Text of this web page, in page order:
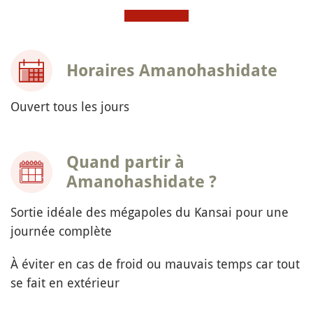
Horaires Amanohashidate
Ouvert tous les jours
Quand partir à
Amanohashidate ?
Sortie idéale des mégapoles du Kansai pour une
journée complète
À éviter en cas de froid ou mauvais temps car tout
se fait en extérieur